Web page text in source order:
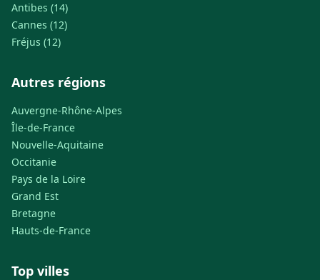
Antibes (14)
Cannes (12)
Fréjus (12)
Autres régions
Auvergne-Rhône-Alpes
Île-de-France
Nouvelle-Aquitaine
Occitanie
Pays de la Loire
Grand Est
Bretagne
Hauts-de-France
Top villes